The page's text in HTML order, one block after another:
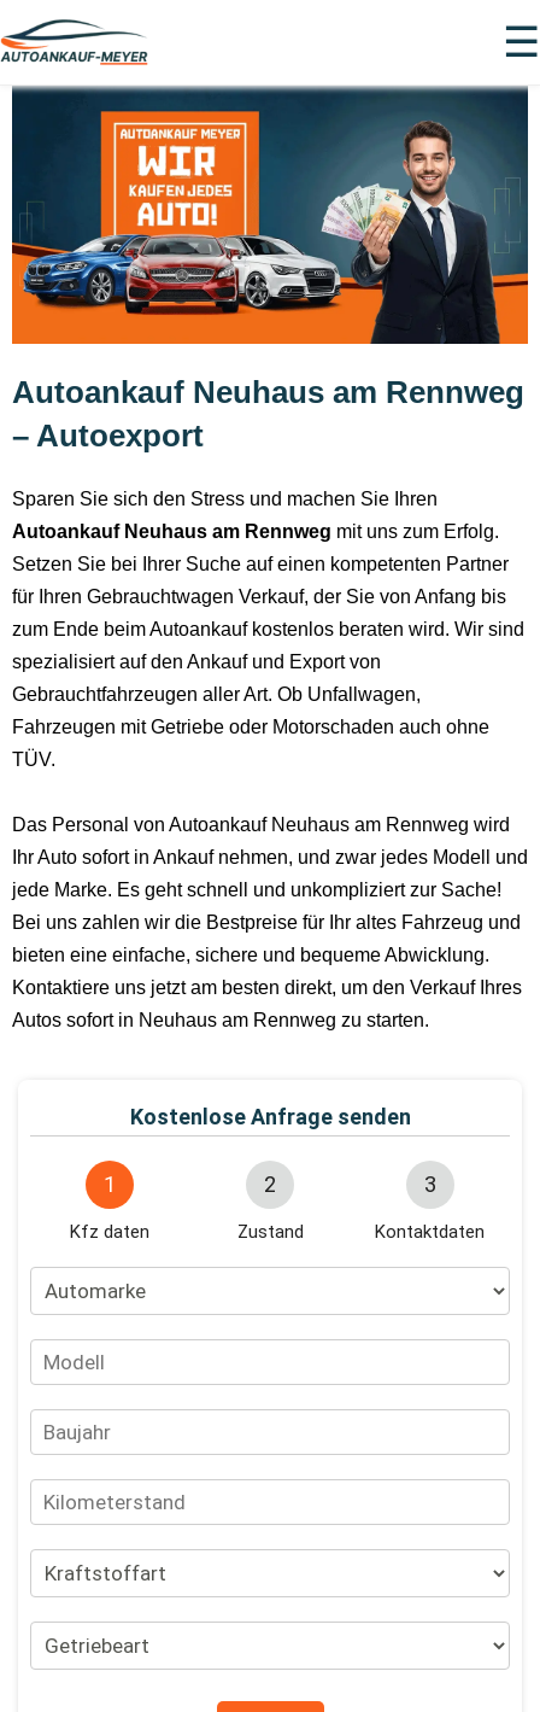
☰
Autoankauf Neuhaus am Rennweg
– Autoexport
Sparen Sie sich den Stress und machen Sie Ihren
Autoankauf Neuhaus am Rennweg mit uns zum Erfolg.
Setzen Sie bei Ihrer Suche auf einen kompetenten Partner
für Ihren Gebrauchtwagen Verkauf, der Sie von Anfang bis
zum Ende beim Autoankauf kostenlos beraten wird. Wir sind
spezialisiert auf den Ankauf und Export von
Gebrauchtfahrzeugen aller Art. Ob Unfallwagen,
Fahrzeugen mit Getriebe oder Motorschaden auch ohne
TÜV.
Das Personal von Autoankauf Neuhaus am Rennweg wird
Ihr Auto sofort in Ankauf nehmen, und zwar jedes Modell und
jede Marke. Es geht schnell und unkompliziert zur Sache!
Bei uns zahlen wir die Bestpreise für Ihr altes Fahrzeug und
bieten eine einfache, sichere und bequeme Abwicklung.
Kontaktiere uns jetzt am besten direkt, um den Verkauf Ihres
Autos sofort in Neuhaus am Rennweg zu starten.